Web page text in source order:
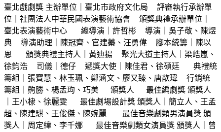
臺北戲劇獎 主辦單位｜臺北市政府文化局 評審執行承辦單
位｜社團法人中華民國表演藝術協會 頒獎典禮承辦單位｜
臺北表演藝術中心 總導演｜許哲彬 導演｜吳子敬、陳煜
典 導演助理｜陳冠齊、官建蓁、汪勇偉 腳本統籌｜陳以
恩 頒獎典禮主持人｜黃迪揚 聚光大道主持人｜梁皓嵐、
徐鈞浩 司儀｜德仔 遞獎大使｜陳佳君、徐碩廷 典禮統
籌組｜張寶慧、林玉珮、鄭涵文、廖又臻、唐歆瑋 行銷統
籌組｜齁勝、楊孟珣、巧美 頒獎人 最佳編劇獎 頒獎人
｜王小棣、徐麗雯 最佳劇場設計獎 頒獎人｜簡立人、王孟
超、陳建騏、王俊傑、陳婉麗 最佳音樂劇類男演員獎 頒
獎人｜周定緯、李千娜 最佳音樂劇類女演員獎 頒獎人｜曾